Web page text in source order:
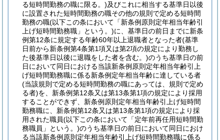
る短時間勤務の職に限る。)及びこれに相当する基準日以後
に設置された短時間勤務の職その他の規則で定める短時間
勤務の職(以下この条において「新条例原則定年相当年齢引
上げ短時間勤務職」という。)に、基準日の前日までに新条
例第12条に規定する年齢60年以上退職者となった者(基準
日前から新条例第4条第1項又は第2項の規定により勤務し
た後基準日以後に退職をした者を含む。)のうち基準日の前
日において同日における当該新条例原則定年相当年齢引上
げ短時間勤務職に係る新条例定年相当年齢に達している者
(当該規則で定める短時間勤務の職にあっては、規則で定め
る者)を、新条例第12条又は第13条第1項の規定により採用
することができず、新条例原則定年相当年齢引上げ短時間
勤務職に、新条例第12条又は第13条第1項の規定により採
用された職員(以下この条において「定年前再任用短時間勤
務職員」という。)のうち基準日の前日において同日におけ
る当該新条例原則定年相当年齢引上げ短時間勤務職に係る